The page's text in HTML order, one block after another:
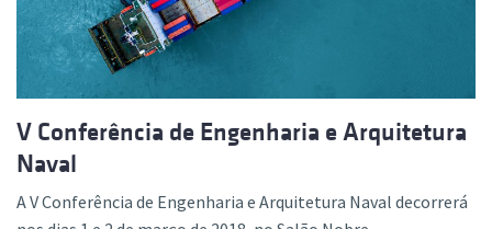
V Conferência de Engenharia e Arquitetura
Naval
A V Conferência de Engenharia e Arquitetura Naval decorrerá